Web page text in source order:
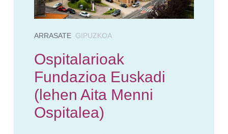
ARRASATE GIPUZKOA
Ospitalarioak
Fundazioa Euskadi
(lehen Aita Menni
Ospitalea)